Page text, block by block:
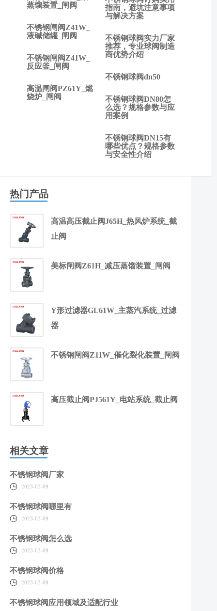
蒸馏装置_闸阀
不锈钢闸阀Z41W_
液碱储罐_闸阀
不锈钢闸阀Z41W_
反应釜_闸阀
高温闸阀PZ61Y_燃
烧炉_闸阀
指南，避坑注意事项
与解决方案
不锈钢球阀实力厂家
推荐，专业球阀制造
商优势介绍
不锈钢球阀dn50
不锈钢球阀DN80怎
么选？规格参数与应
用案例
不锈钢球阀DN15有
哪些优点？规格参数
与安全性介绍
热门产品
高温高压截止阀J65H_热风炉系统_截
止阀
美标闸阀Z61H_减压蒸馏装置_闸阀
Y形过滤器GL61W_主蒸汽系统_过滤
器
不锈钢闸阀Z11W_催化裂化装置_闸阀
高压截止阀PJ561Y_电站系统_截止阀
相关文章
不锈钢球阀厂家
2023-03-09
不锈钢球阀哪里有
2023-03-09
不锈钢球阀怎么选
2023-03-09
不锈钢球阀价格
2023-03-09
不锈钢球阀应用领域及适配行业